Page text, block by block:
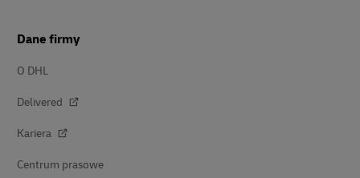
Dane firmy
O DHL
Delivered
Kariera
Centrum prasowe